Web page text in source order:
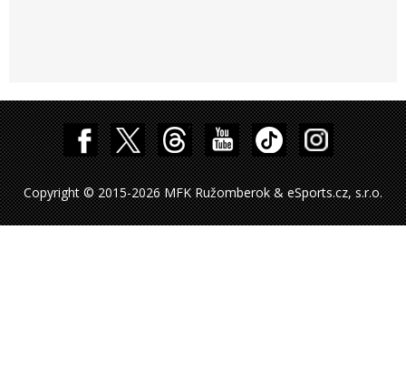
Copyright © 2015-2026 MFK Ružomberok & eSports.cz, s.r.o.